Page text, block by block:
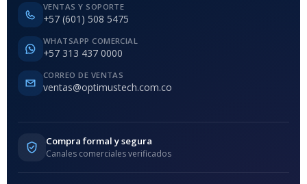
VENTAS Y SOPORTE
+57 (601) 508 5475
WHATSAPP COMERCIAL
+57 313 437 0000
CORREO DE VENTAS
ventas@optimustech.com.co
Compra formal y segura
Canales comerciales verificados